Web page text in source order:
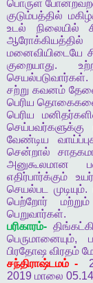
பொருள்
குடும்பத்தில்
உடல்
நிலையில்
ஆரோக்கியத்தில்
மனைவியிடையே
குறையாது.
செயல்படுவார்கள்.
சற்று கவனம்
பெரிய
பெரிய
செய்பவர்களுக்கு
வேண்டிய
சென்றால்
அனுகூலமான
எதிர்பார்க்கும்
செயல்பட
முடியும்.
பெற்றோர்
மற்றும்
பெறுவார்கள்.
பரிகாரம்-
பெருமானையும்,
பிரதோஷ விரதம்
சந்திராஷ்டமம் -
2019 மாலை 05.14